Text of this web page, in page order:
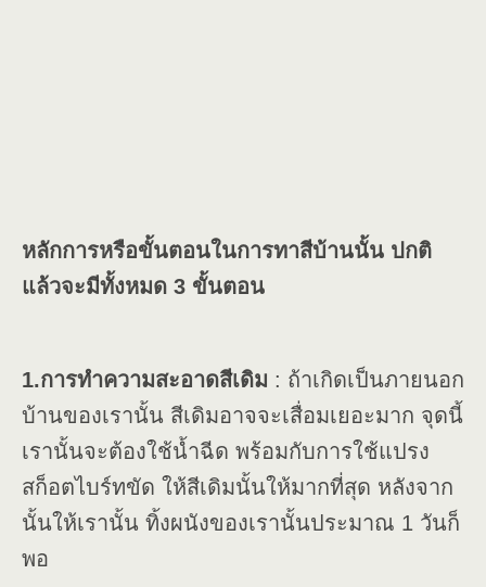
หลักการหรือขั้นตอนในการทาสีบ้านนั้น ปกติ
แล้วจะมีทั้งหมด 3 ขั้นตอน
1.การทำความสะอาดสีเดิม : ถ้าเกิดเป็นภายนอก
บ้านของเรานั้น สีเดิมอาจจะเสื่อมเยอะมาก จุดนี้
เรานั้นจะต้องใช้น้ำฉีด พร้อมกับการใช้แปรง
สก็อตไบร์ทขัด ให้สีเดิมนั้นให้มากที่สุด หลังจาก
นั้นให้เรานั้น ทิ้งผนังของเรานั้นประมาณ 1 วันก็
พอ